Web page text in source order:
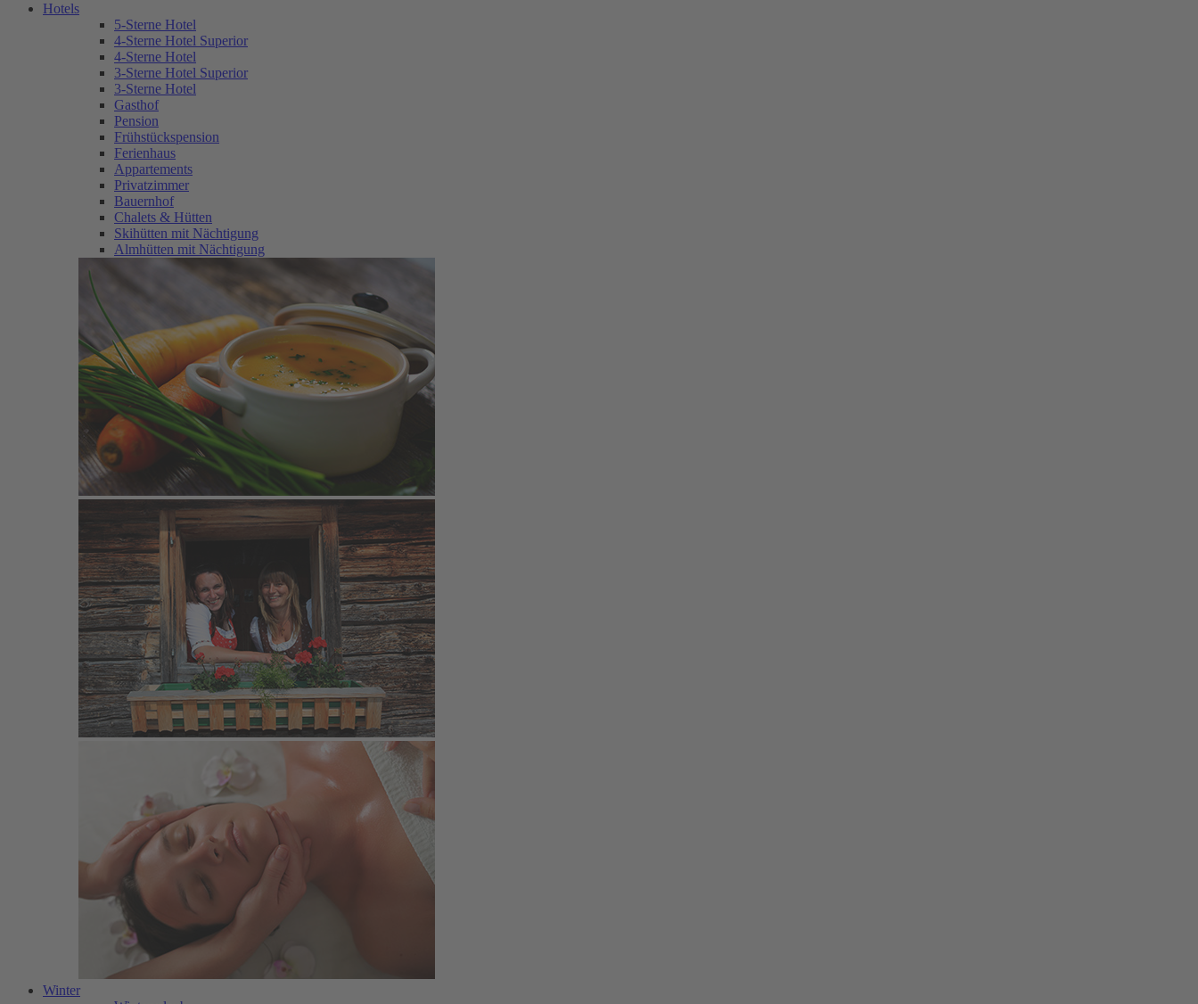
Hotels
5-Sterne Hotel
4-Sterne Hotel Superior
4-Sterne Hotel
3-Sterne Hotel Superior
3-Sterne Hotel
Gasthof
Pension
Frühstückspension
Ferienhaus
Appartements
Privatzimmer
Bauernhof
Chalets & Hütten
Skihütten mit Nächtigung
Almhütten mit Nächtigung
Winter